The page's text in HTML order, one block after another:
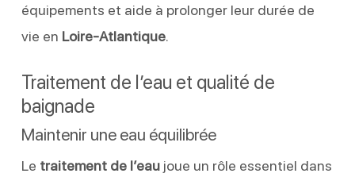
équipements et aide à prolonger leur durée de
vie en Loire-Atlantique.
Traitement de l’eau et qualité de
baignade
Maintenir une eau équilibrée
Le traitement de l’eaujoue un rôle essentiel dans